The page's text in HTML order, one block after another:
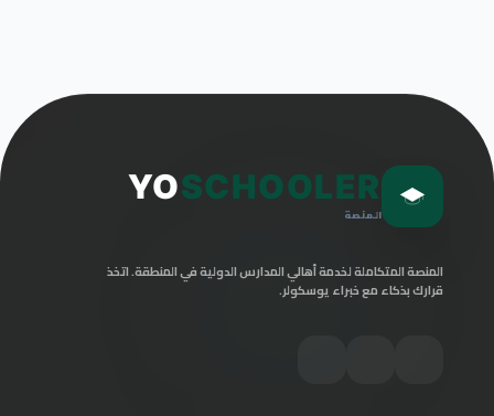
YOSCHOOLER
المنصة
المنصة المتكاملة لخدمة أهالي المدارس الدولية في المنطقة. اتخذ
قرارك بذكاء مع خبراء يوسكولر.